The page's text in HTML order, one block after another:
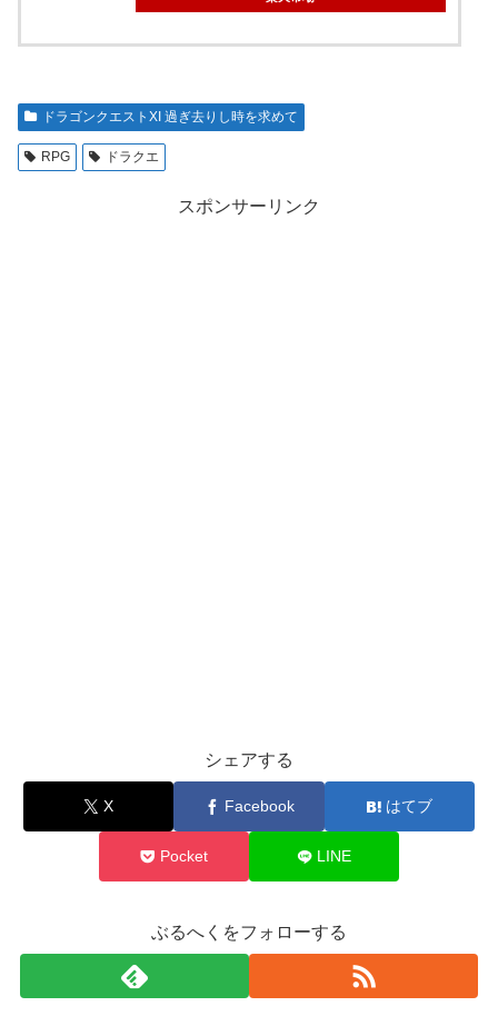
ドラゴンクエストXI 過ぎ去りし時を求めて
RPG ドラクエ
スポンサーリンク
シェアする
X Facebook はてブ
Pocket LINE
ぶるへくをフォローする